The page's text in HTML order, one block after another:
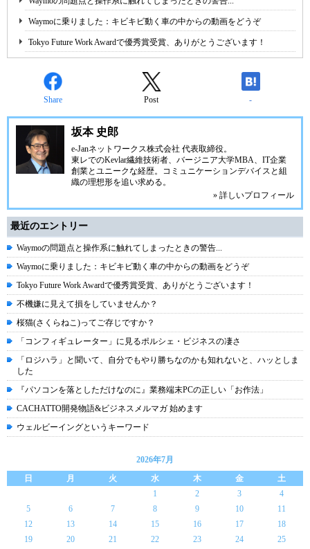
Waymoに乗りました：キビキビ動く車の中からの動画をどうぞ
Tokyo Future Work Awardで優秀賞受賞、ありがとうございます！
Share Post -
坂本 史郎
e-Janネットワークス株式会社 代表取締役。
東レでのKevlar繊維技術者、 バージニア大学MBA、IT企業
創業とユニークな経歴。 コミュニケーションデバイスと組
織の理想形を追い求める。
» 詳しいプロフィール
最近のエントリー
Waymoの問題点と操作系に触れてしまったときの警告...
Waymoに乗りました：キビキビ動く車の中からの動画をどうぞ
Tokyo Future Work Awardで優秀賞受賞、ありがとうございます！
不機嫌に見えて損をしていませんか？
桜猫(さくらねこ)ってご存じですか？
「コンフィギュレーター」に見るポルシェ・ビジネスの凄さ
「ロジハラ」と聞いて、自分でもやり勝ちなのかも知れないと、ハッとしま
した
『パソコンを落としただけなのに』業務端末PCの正しい「お作法」
CACHATTO開発物語&ビジネスメルマガ 始めます
ウェルビーイングというキーワード
2026年7月
日
月 火 水 木 金
土
1
2 3
4
5
6 7 8 9 10
11
12
13 14 15 16 17
18
19
20 21 22 23 24
25